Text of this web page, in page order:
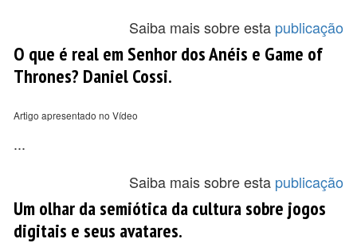
Saiba mais sobre esta publicação
O que é real em Senhor dos Anéis e Game of
Thrones? Daniel Cossi.
Artigo apresentado no Vídeo
...
Saiba mais sobre esta publicação
Um olhar da semiótica da cultura sobre jogos
digitais e seus avatares.